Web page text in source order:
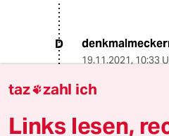
D
19.11.2021, 10:33
@Rosmarin:
Sehr wohl sind
Ausbreitung des
taz zahl ich
Links lesen,